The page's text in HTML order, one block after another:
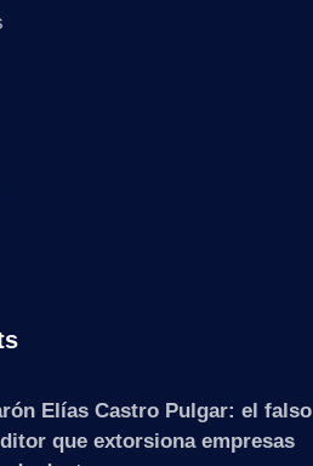
Elías Castro Pulgar: el falso
que extorsiona empresas